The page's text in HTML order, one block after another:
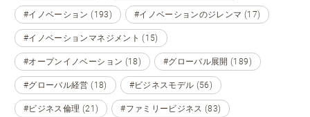
#イノベーション (193) #イノベーションのジレンマ (17)
#イノベーションマネジメント (15)
#オープンイノベーション (18) #グローバル展開 (189)
#グローバル経営 (18) #ビジネスモデル (56)
#ビジネス倫理 (21) #ファミリービジネス (83)